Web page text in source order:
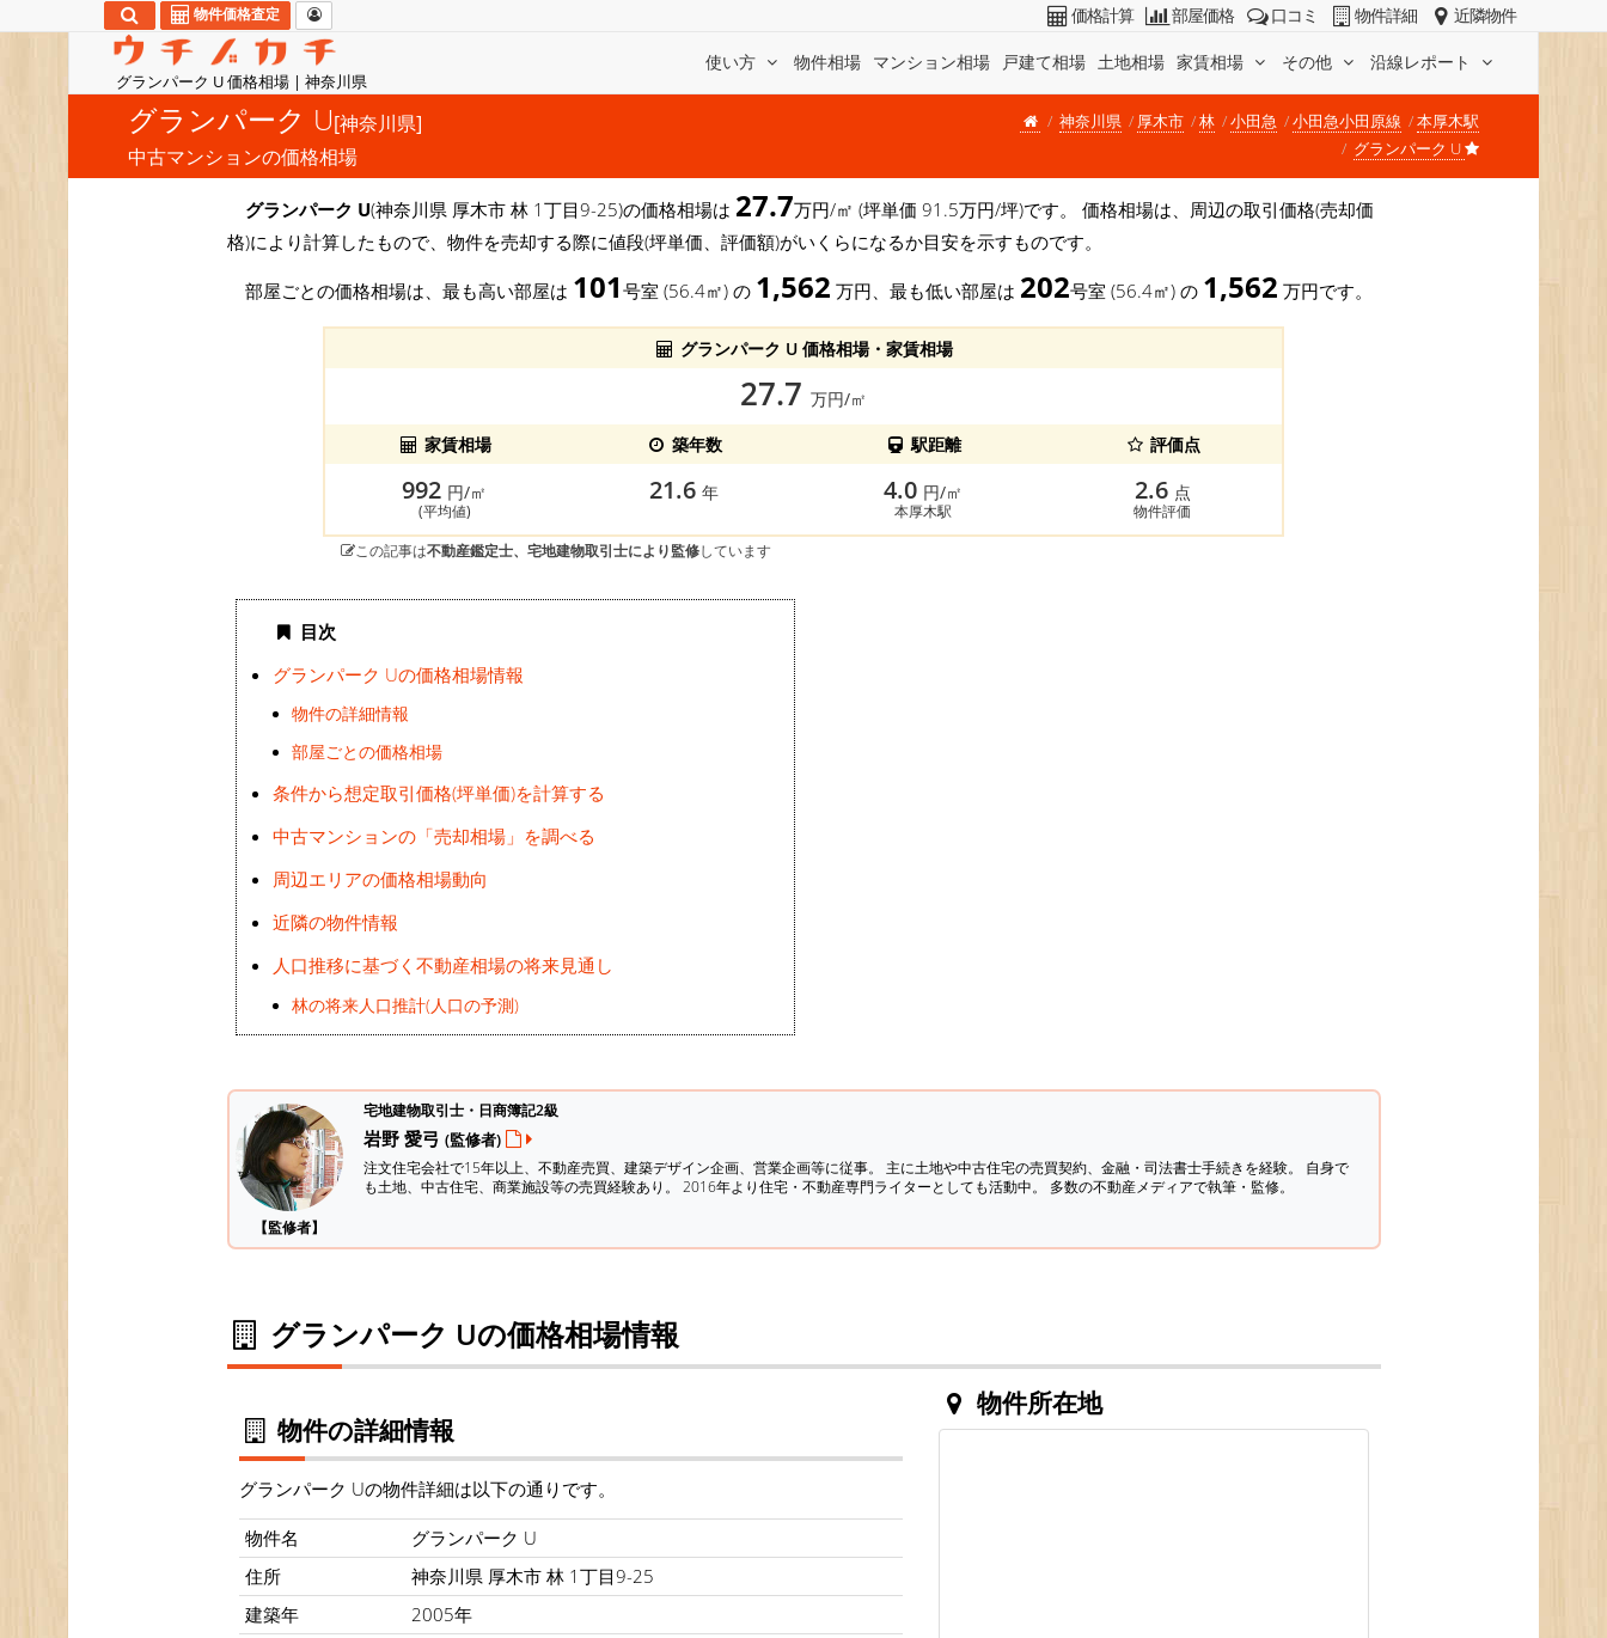
グランパーク U 価格相場 | 神奈川県
使い方 物件相場 マンション相場 戸建て相場 土地相場 家賃相場 その他 沿線レポート
物件価格査定 価格計算 部屋価格 口コミ 物件詳細 近隣物件
グランパーク U[神奈川県]
中古マンションの価格相場
神奈川県 厚木市 林 小田急 小田急小田原線
本厚木駅
グランパーク U
グランパーク U(神奈川県 厚木市 林 1丁目9-25)の価格相場は 27.7万円/㎡ (坪単価 91.5万円/坪)です。 価格相場は、周辺の取引価格(売却価
格)により計算したもので、物件を売却する際に値段(坪単価、評価額)がいくらになるか目安を示すものです。
部屋ごとの価格相場は、最も高い部屋は 101 号室 (56.4㎡) の 1,562 万円、最も低い部屋は 202号室 (56.4㎡) の 1,562 万円です。
グランパーク U 価格相場・家賃相場
27.7 万円/㎡
家賃相場
築年数 駅距離 評価点
992 円/㎡
(平均値)
21.6 年 4.0 円/㎡
本厚木駅
2.6 点
物件評価
この記事は不動産鑑定士、宅地建物取引士により監修しています
目次
グランパーク Uの価格相場情報
物件の詳細情報
部屋ごとの価格相場
条件から想定取引価格(坪単価)を計算する
中古マンションの「売却相場」を調べる
周辺エリアの価格相場動向
近隣の物件情報
人口推移に基づく不動産相場の将来見通し
林の将来人口推計(人口の予測)
【監修者】
宅地建物取引士・日商簿記2級
岩野 愛弓 (監修者)
注文住宅会社で15年以上、不動産売買、建築デザイン企画、営業企画等に従事。 主に土地や中古住宅の売買契約、金融・司法書士手続きを経験。 自身で
も土地、中古住宅、商業施設等の売買経験あり。 2016年より住宅・不動産専門ライターとしても活動中。 多数の不動産メディアで執筆・監修。
グランパーク Uの価格相場情報
物件の詳細情報
グランパーク Uの物件詳細は以下の通りです。
物件名
グランパーク U
住所
神奈川県 厚木市 林 1丁目9-25
建築年
2005年
物件所在地